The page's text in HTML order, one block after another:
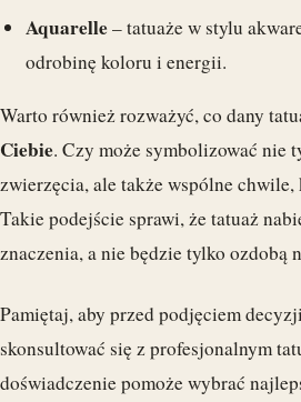
Aquarelle– tatuaże w stylu
odrobinę koloru i energii.
Warto również rozważyć, co dany
Ciebie. Czy może symbolizować nie
zwierzęcia, ale także wspólne
Takie podejście sprawi, że tatuaż
znaczenia, a nie będzie tylko ozdobą
Pamiętaj, aby przed podjęciem
skonsultować się z profesjonalnym
doświadczenie pomoże wybrać